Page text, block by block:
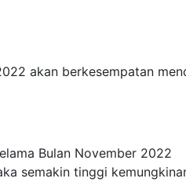
akan berkesempatan
Bulan November 2022
semakin tinggi